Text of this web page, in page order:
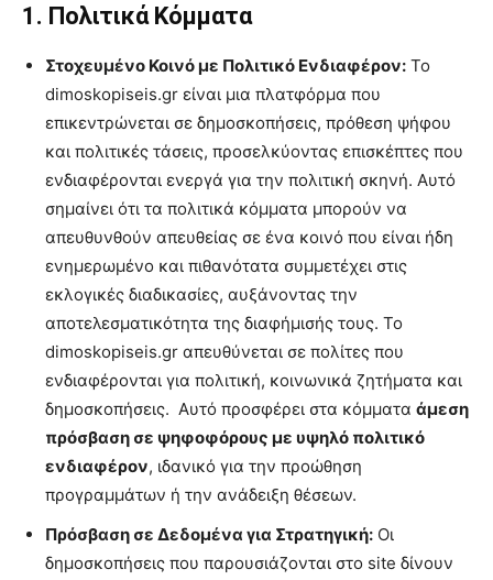
1. Πολιτικά Κόμματα
Στοχευμένο Κοινό με Πολιτικό Ενδιαφέρον: Το
dimoskopiseis.gr είναι μια πλατφόρμα που
επικεντρώνεται σε δημοσκοπήσεις, πρόθεση ψήφου
και πολιτικές τάσεις, προσελκύοντας επισκέπτες που
ενδιαφέρονται ενεργά για την πολιτική σκηνή. Αυτό
σημαίνει ότι τα πολιτικά κόμματα μπορούν να
απευθυνθούν απευθείας σε ένα κοινό που είναι ήδη
ενημερωμένο και πιθανότατα συμμετέχει στις
εκλογικές διαδικασίες, αυξάνοντας την
αποτελεσματικότητα της διαφήμισής τους. Το
dimoskopiseis.gr απευθύνεται σε πολίτες που
ενδιαφέρονται για πολιτική, κοινωνικά ζητήματα και
δημοσκοπήσεις. Αυτό προσφέρει στα κόμματα άμεση
πρόσβαση σε ψηφοφόρους με υψηλό πολιτικό
ενδιαφέρον, ιδανικό για την προώθηση
προγραμμάτων ή την ανάδειξη θέσεων.
Πρόσβαση σε Δεδομένα για Στρατηγική: Οι
δημοσκοπήσεις που παρουσιάζονται στο site δίνουν